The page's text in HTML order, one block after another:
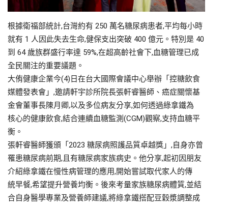
根據衛福部統計,台灣約有 250 萬名糖尿病患者,平均每小時
就有 1 人因此失去生命,健保支出突破 400 億元。特別是 40
到 64 歲族群盛行率達 59%,在超高齡社會下,血糖管理已成
全民關注的重要議題。
大侑健康企業今(4)日在台大國際會議中心舉辦「控糖飲食
媒體發表會」,邀請軒宇診所院長張軒睿醫師、癌症關懷基
金會董事長陳月卿,以及多位病友分享,如何透過綠拿鐵為
核心的健康飲食,結合連續血糖監測(CGM)觀察,支持血糖平
衡。
張軒睿醫師獲頒「2023 糖尿病照護品質卓越獎」,自身亦曾
罹患糖尿病前期,且有糖尿病家族病史。他分享,起初因朋友
介紹綠拿鐵在慢性病管理的應用,開始嘗試取代家人的傳
統早餐,希望提升營養均衡。後來考量家族糖尿病體質,並結
合自身醫學專業及營養師建議,將綠拿鐵搭配豆穀漿調整成